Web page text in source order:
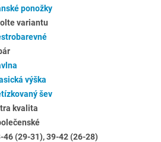
ponožky
variantu
výška
šev
kvalita
46 (29-31), 39-42 (26-28)